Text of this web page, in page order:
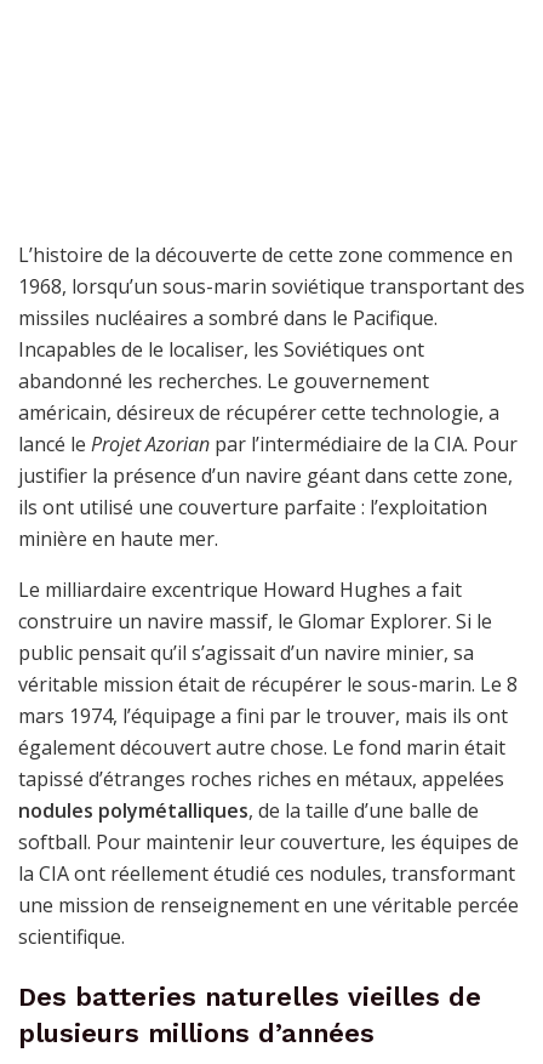
L’histoire de la découverte de cette zone commence en
1968, lorsqu’un sous-marin soviétique transportant des
missiles nucléaires a sombré dans le Pacifique.
Incapables de le localiser, les Soviétiques ont
abandonné les recherches. Le gouvernement
américain, désireux de récupérer cette technologie, a
lancé le Projet Azorian par l’intermédiaire de la CIA. Pour
justifier la présence d’un navire géant dans cette zone,
ils ont utilisé une couverture parfaite : l’exploitation
minière en haute mer.
Le milliardaire excentrique Howard Hughes a fait
construire un navire massif, le Glomar Explorer. Si le
public pensait qu’il s’agissait d’un navire minier, sa
véritable mission était de récupérer le sous-marin. Le 8
mars 1974, l’équipage a fini par le trouver, mais ils ont
également découvert autre chose. Le fond marin était
tapissé d’étranges roches riches en métaux, appelées
nodules polymétalliques, de la taille d’une balle de
softball. Pour maintenir leur couverture, les équipes de
la CIA ont réellement étudié ces nodules, transformant
une mission de renseignement en une véritable percée
scientifique.
Des batteries naturelles vieilles de
plusieurs millions d’années